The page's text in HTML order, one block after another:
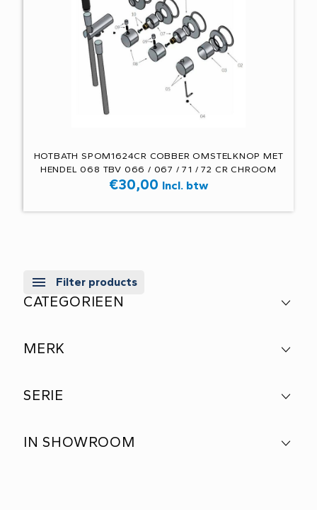
HOTBATH SPOM1624CR COBBER OMSTELKNOP MET
HENDEL 068 TBV 066 / 067 / 71 / 72 CR CHROOM
€30,00 Incl. btw
Filter products
CATEGORIEEN
MERK
SERIE
IN SHOWROOM